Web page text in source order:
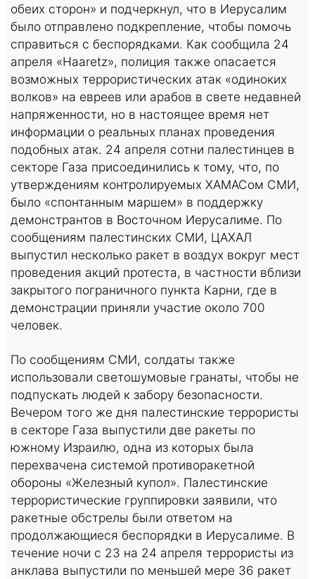
обеих сторон» и подчеркнул, что в Иерусалим
было отправлено подкрепление, чтобы помочь
справиться с беспорядками. Как сообщила 24
апреля «Haaretz», полиция также опасается
возможных террористических атак «одиноких
волков» на евреев или арабов в свете недавней
напряженности, но в настоящее время нет
информации о реальных планах проведения
подобных атак. 24 апреля сотни палестинцев в
секторе Газа присоединились к тому, что, по
утверждениям контролируемых ХАМАСом СМИ,
было «спонтанным маршем» в поддержку
демонстрантов в Восточном Иерусалиме. По
сообщениям палестинских СМИ, ЦАХАЛ
выпустил несколько ракет в воздух вокруг мест
проведения акций протеста, в частности вблизи
закрытого пограничного пункта Карни, где в
демонстрации приняли участие около 700
человек.
По сообщениям СМИ, солдаты также
использовали светошумовые гранаты, чтобы не
подпускать людей к забору безопасности.
Вечером того же дня палестинские террористы
в секторе Газа выпустили две ракеты по
южному Израилю, одна из которых была
перехвачена системой противоракетной
обороны «Железный купол». Палестинские
террористические группировки заявили, что
ракетные обстрелы были ответом на
продолжающиеся беспорядки в Иерусалиме. В
течение ночи с 23 на 24 апреля террористы из
анклава выпустили по меньшей мере 36 ракет